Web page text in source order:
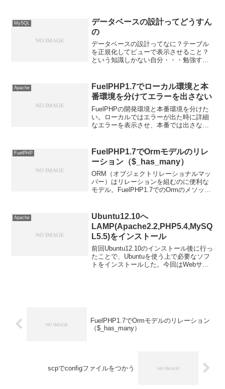
用するための Ormパッ...
MySQL
データベースの設計ってどうすん
の
データベースの設計ってなに？テーブル
を正規化してビューで表示させること？
という知識しかない自分・・・勉強す
タを管理できるように、現実の世界を抽
象化してデータモデルを作...
Apache
FuelPHP1.7でローカル環境と本
番環境を分けてエラーを出さない
FuelPHPの開発環境と本番環境を分けた
い。ローカルではエラーが出た時に詳細
なエラーを表示させ、本番では出さな
本番環境を指定したら自動で詳細なエラ
ーは出なくなる...
FuelPHP
FuelPHP1.7でOrmモデルのリレ
ーション（$_has_many）
ORM（オブジェクトリレーショナルマッ
パー）はリレーションを組むのに便利な
モデル。FuelPHP1.7でのOrmのメソッド
$_has_one、$_many_ma...
Apache
Ubuntu12.10へ
LAMP(Apache2.2,PHP5.4,MySQ
L5.5)をインストール
前回Ubuntu12.10のインストール後に行っ
たことで、Ubuntuを使う上で必要なソフ
トをインストールした。今回はWebサー
FuelPHP1.7でOrmモデルのリレーション
（$_has_many）
scpでconfigファイルをつかう